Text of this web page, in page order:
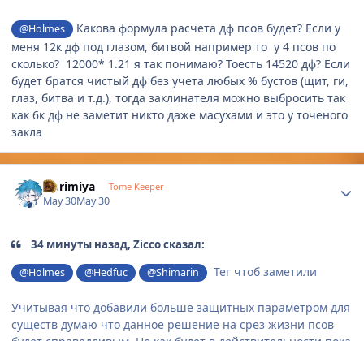
@Holmes
Какова формула расчета дф псов будет? Если у
меня 12к дф под глазом, битвой например то у 4 псов по
сколько? 12000* 1.21 я так понимаю? Тоесть 14520 дф? Если
будет братся чистый дф без учета любых % бустов (щит, ги,
глаз, битва и т.д.), тогда заклинателя можно выбросить так
как 6к дф не заметит никто даже масухами и это у точеного
закла
Horimiya Tome Keeper
May 30May 30
34 минуты назад, Zicco сказал:
@Holmes @Hedfuc @Shimarin Тег чтоб заметили
Учитывая что добавили больше защитных параметром для
существ думаю что данное решение на срез жизни псов